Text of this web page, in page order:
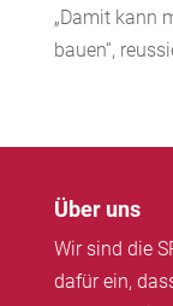
„Damit kann
bauen“,
Über uns
Wir sind die
dafür ein,